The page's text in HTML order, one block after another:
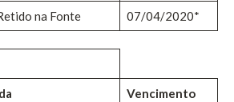
na Fonte 07/04/2020*
Vencimento